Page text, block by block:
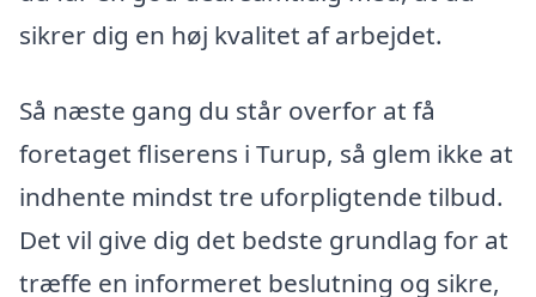
sikrer dig en høj kvalitet af arbejdet.
Så næste gang du står overfor at få
foretaget fliserens i Turup, så glem ikke at
indhente mindst tre uforpligtende tilbud.
Det vil give dig det bedste grundlag for at
træffe en informeret beslutning og sikre,